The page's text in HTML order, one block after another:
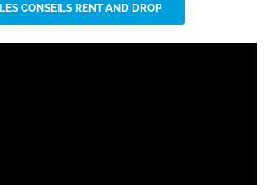
CONSEILS RENT AND DROP